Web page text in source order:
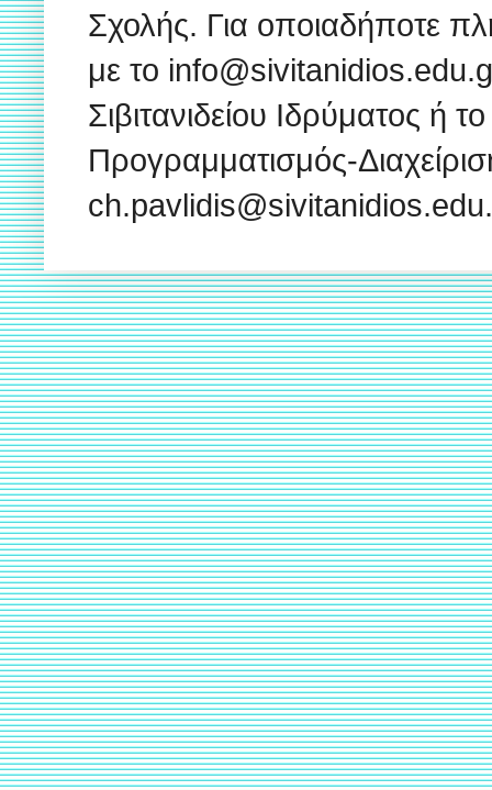
Σχολής. Για οποιαδήποτε
με το
Σιβιτανιδείου Ιδρύματος ή
Προγραμματισμός-